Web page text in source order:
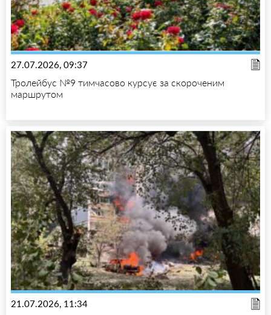
27.07.2026, 09:37
Тролейбус №9 тимчасово курсує за скороченим
маршрутом
21.07.2026, 11:34